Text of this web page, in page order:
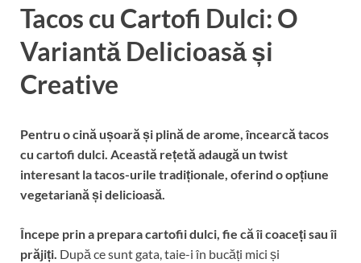
Tacos cu Cartofi Dulci: O
Variantă Delicioasă și
Creative
Pentru o cină ușoară și plină de arome, încearcă tacos
cu cartofi dulci. Această rețetă adaugă un twist
interesant la tacos-urile tradiționale, oferind o opțiune
vegetariană și delicioasă.
Începe prin a prepara cartofii dulci, fie că îi coaceți sau îi
prăjiți. După ce sunt gata, taie-i în bucăți mici și